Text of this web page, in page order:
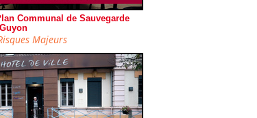
Communal de Sauvegarde
Majeurs